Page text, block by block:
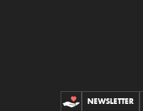
CONTRIBUCIONES
NEWSLETTER